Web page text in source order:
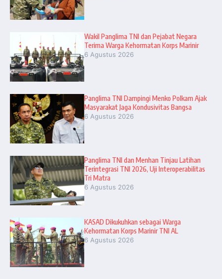
Wakil Panglima TNI dan Pejabat Negara
Terima Warga Kehormatan Korps Marinir
6 Agustus 2026
Panglima TNI Dampingi Menko Polkam Ajak
Masyarakat Jaga Kondusivitas Bangsa
6 Agustus 2026
Panglima TNI dan Menhan Tinjau Latihan
Terintegrasi TNI 2026, Uji Interoperabilitas
Tri Matra
6 Agustus 2026
KASAD Dikukuhkan sebagai Warga
Kehormatan Korps Marinir TNI AL
6 Agustus 2026